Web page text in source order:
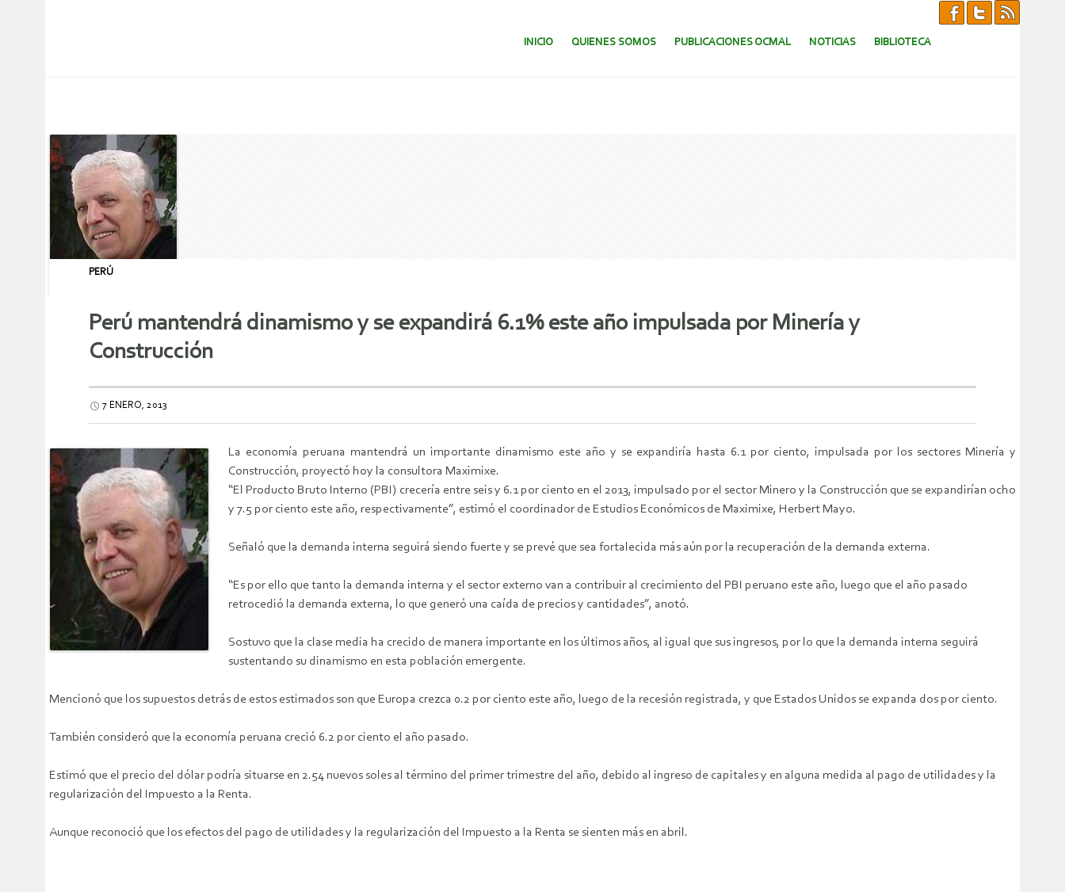
SALTAR AL CONTENIDO.
INICIO QUIENES SOMOS PUBLICACIONES OCMAL NOTICIAS BIBLIOTECA
PERÚ
Perú mantendrá dinamismo y se expandirá 6.1% este año impulsada por Minería y
Construcción
7 ENERO, 2013
La economía peruana mantendrá un importante dinamismo este año y se expandiría hasta 6.1 por ciento, impulsada por los sectores Minería y
Construcción, proyectó hoy la consultora Maximixe.
“El Producto Bruto Interno (PBI) crecería entre seis y 6.1 por ciento en el 2013, impulsado por el sector Minero y la Construcción que se expandirían ocho
y 7.5 por ciento este año, respectivamente”, estimó el coordinador de Estudios Económicos de Maximixe, Herbert Mayo.
Señaló que la demanda interna seguirá siendo fuerte y se prevé que sea fortalecida más aún por la recuperación de la demanda externa.
“Es por ello que tanto la demanda interna y el sector externo van a contribuir al crecimiento del PBI peruano este año, luego que el año pasado
retrocedió la demanda externa, lo que generó una caída de precios y cantidades”, anotó.
Sostuvo que la clase media ha crecido de manera importante en los últimos años, al igual que sus ingresos, por lo que la demanda interna seguirá
sustentando su dinamismo en esta población emergente.
Mencionó que los supuestos detrás de estos estimados son que Europa crezca 0.2 por ciento este año, luego de la recesión registrada, y que Estados Unidos se expanda dos por ciento.
También consideró que la economía peruana creció 6.2 por ciento el año pasado.
Estimó que el precio del dólar podría situarse en 2.54 nuevos soles al término del primer trimestre del año, debido al ingreso de capitales y en alguna medida al pago de utilidades y la
regularización del Impuesto a la Renta.
Aunque reconoció que los efectos del pago de utilidades y la regularización del Impuesto a la Renta se sienten más en abril.